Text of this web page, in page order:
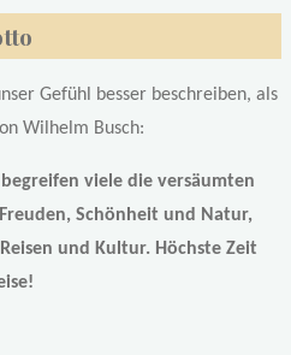
Gefühl besser beschreiben, als
Wilhelm Busch:
begreifen viele die versäumten
Schönheit und Natur,
und Kultur. Höchste Zeit